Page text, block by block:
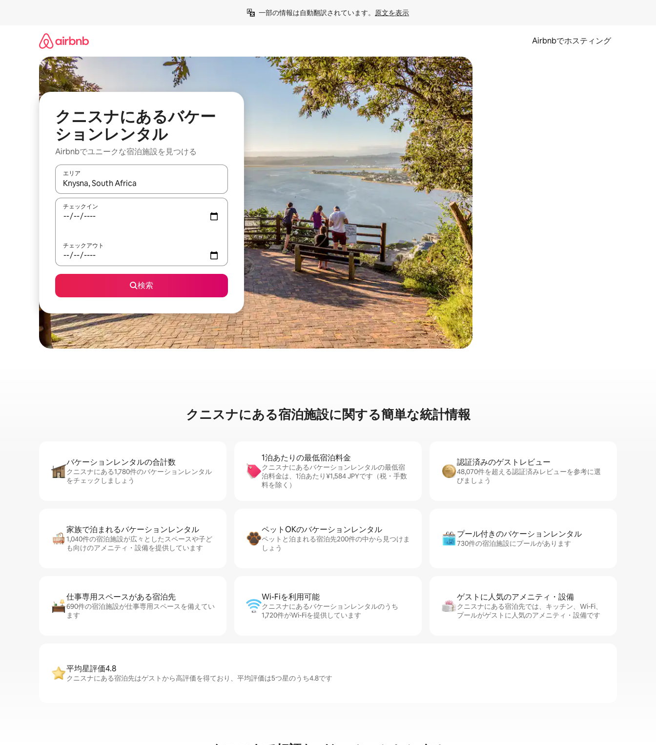
一部の情報は自動翻訳されています。 原文を表示
Airbnbでホスティング
クニスナにあるバケー
ションレンタル
Airbnbでユニークな宿泊施設を見つける
エリア
検索結果が表示されたら、上下の矢印キーを使って移動するか、画面をタッチまたはスワイプして検索結果を確認することができます。
チェックイン
チェックアウト
検索
クニスナに⁠あ⁠る宿⁠泊⁠施⁠設⁠に関⁠す⁠る簡⁠単⁠な統⁠計⁠情⁠報
バケーションレ⁠ン⁠タ⁠ル⁠の合⁠計⁠数
クニスナにある1,780件のバケーションレンタル
をチェックしましょう
1泊あたりの最⁠低⁠宿⁠泊⁠料⁠金
クニスナにあるバケーションレンタルの最低宿
泊料金は、1泊あたり¥1,584 JPYです（税・手数
料を除く）
認証済みのゲ⁠ス⁠ト⁠レ⁠ビ⁠ュ⁠ー
48,070件を超える認証済みレビューを参考に選
びましょう
家族で泊まれるバ⁠ケ⁠ー⁠シ⁠ョ⁠ンレ⁠ン⁠タ⁠ル
1,040件の宿泊施設が広々としたスペースや子ど
も向けのアメニティ・設備を提供しています
ペットOKのバ⁠ケ⁠ー⁠シ⁠ョ⁠ンレ⁠ン⁠タ⁠ル
ペットと泊まれる宿泊先200件の中から見つけま
しょう
プール付きのバ⁠ケ⁠ー⁠シ⁠ョ⁠ンレ⁠ン⁠タ⁠ル
730件の宿泊施設にプールがあります
仕事専用ス⁠ペ⁠ー⁠スがあ⁠る宿⁠泊⁠先
690件の宿泊施設が仕事専用スペースを備えてい
ます
Wi-Fiを利⁠用⁠可⁠能
クニスナにあるバケーションレンタルのうち
1,720件がWi-Fiを提供しています
ゲストに人⁠気⁠のア⁠メ⁠ニ⁠テ⁠ィ・設⁠備
クニスナにある宿泊先では、キッチン、Wi-Fi、
プールがゲストに人気のアメニティ・設備です
平均星評価4.8
クニスナにある宿泊先はゲストから高評価を得ており、平均評価は5つ星のうち4.8です